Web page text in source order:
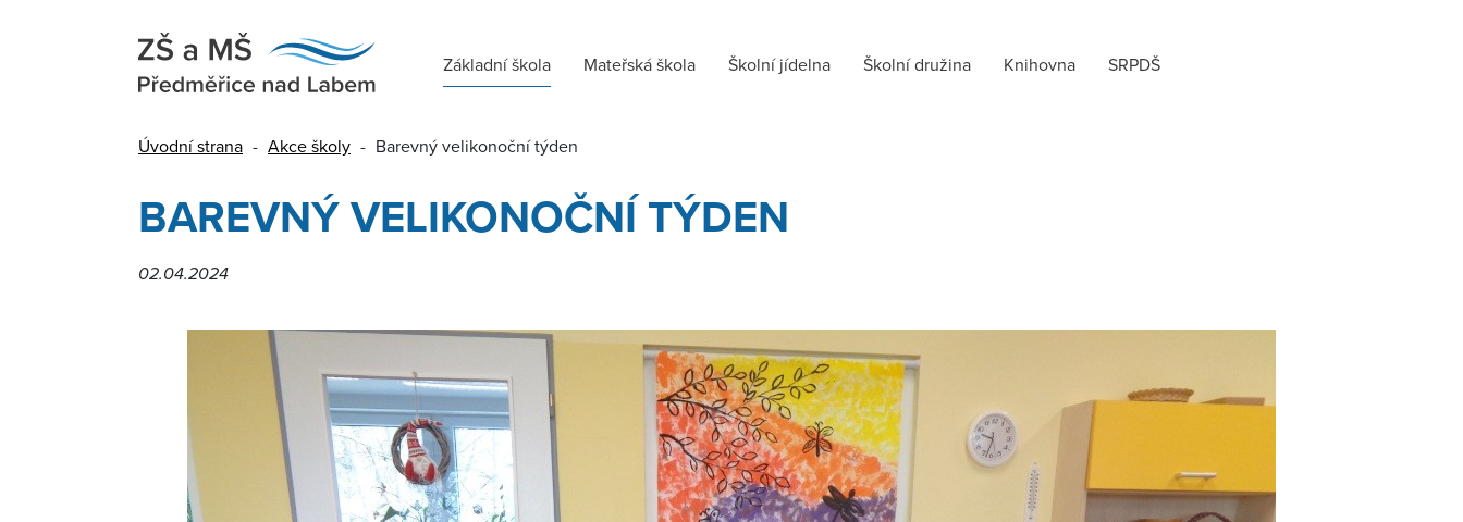
Základní škola Mateřská škola Školní jídelna Školní družina Knihovna SRPDŠ
Úvodní strana - Akce školy - Barevný velikonoční týden
BAREVNÝ VELIKONOČNÍ TÝDEN
02.04.2024